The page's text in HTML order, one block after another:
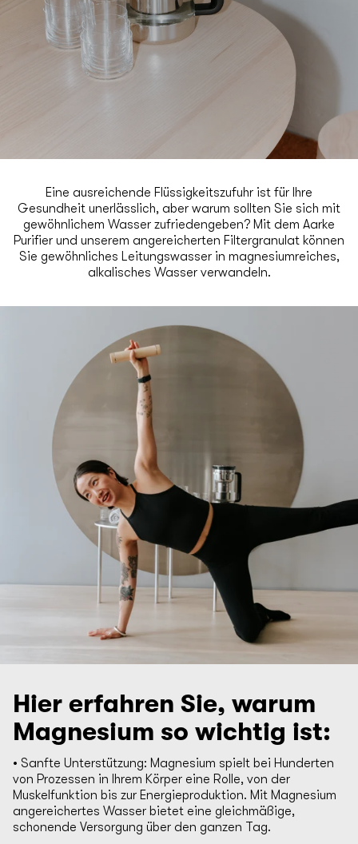
Eine ausreichende Flüssigkeitszufuhr ist für Ihre
Gesundheit unerlässlich, aber warum sollten Sie sich mit
gewöhnlichem Wasser zufriedengeben? Mit dem Aarke
Purifier und unserem angereicherten Filtergranulat können
Sie gewöhnliches Leitungswasser in magnesiumreiches,
alkalisches Wasser verwandeln.
Hier erfahren Sie, warum
Magnesium so wichtig ist:
• Sanfte Unterstützung: Magnesium spielt bei Hunderten
von Prozessen in Ihrem Körper eine Rolle, von der
Muskelfunktion bis zur Energieproduktion. Mit Magnesium
angereichertes Wasser bietet eine gleichmäßige,
schonende Versorgung über den ganzen Tag.